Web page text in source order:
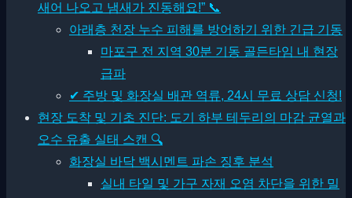
새어 나오고 냄새가 진동해요!” 📞
아래층 천장 누수 피해를 방어하기 위한 긴급 기동
마포구 전 지역 30분 기동 골든타임 내 현장
급파
✔ 주방 및 화장실 배관 역류, 24시 무료 상담 신청!
현장 도착 및 기초 진단: 도기 하부 테두리의 마감 균열과
오수 유출 실태 스캔 🔍
화장실 바닥 백시멘트 파손 징후 분석
실내 타일 및 가구 자재 오염 차단을 위한 밀